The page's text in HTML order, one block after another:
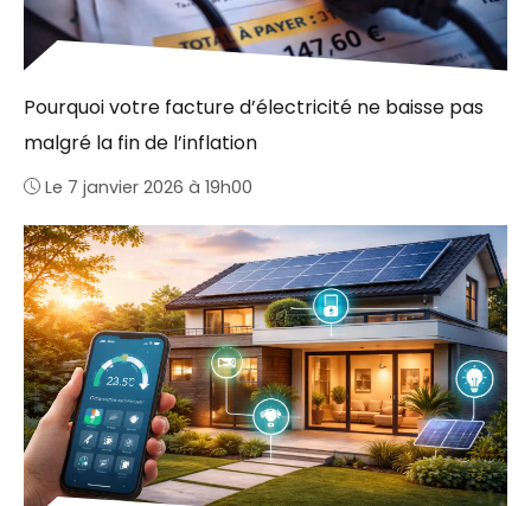
Pourquoi votre facture d’électricité ne baisse pas
malgré la fin de l’inflation
Le 7 janvier 2026 à 19h00